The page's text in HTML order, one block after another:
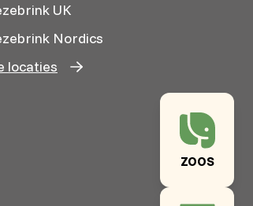
ZOOS
UK
Nordics
locaties